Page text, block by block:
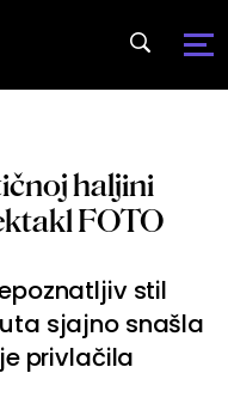
haljini
FOTO
stil
sjajno snašla
privlačila